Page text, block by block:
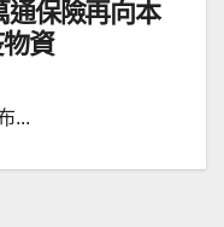
通保險再向本
資
...